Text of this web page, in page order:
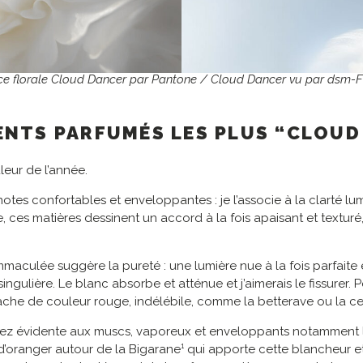
florale Cloud Dancer par Pantone / Cloud Dancer vu par dsm-
PARFUMÉS LES PLUS
de l’année.
confortables et enveloppantes : je l’associe à la clarté
ces matières dessinent un accord à la fois apaisant et
suggère la pureté : une lumière nue à la fois parfaite
Le blanc absorbe et atténue et j’aimerais le fissurer.
de couleur rouge, indélébile, comme la betterave ou la
évidente aux muscs, vaporeux et enveloppants notamment
autour de la Bigarane¹ qui apporte cette blancheur